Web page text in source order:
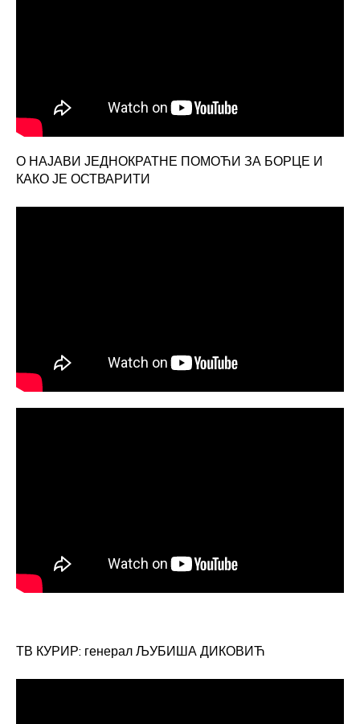
О НАЈАВИ ЈЕДНОКРАТНЕ ПОМОЋИ ЗА БОРЦЕ И
КАКО ЈЕ ОСТВАРИТИ
ТВ КУРИР: генерал ЉУБИША ДИКОВИЋ